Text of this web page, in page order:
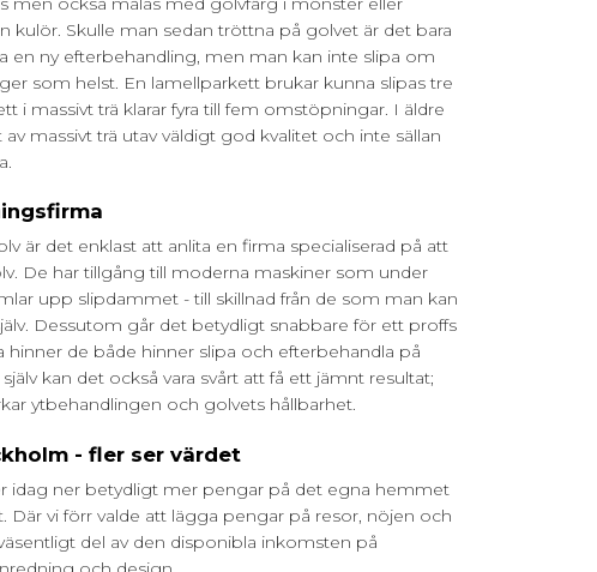
kulör. Skulle man sedan tröttna på golvet är det bara
en ny efterbehandling, men man kan inte slipa om
som helst. En lamellparkett brukar kunna slipas tre
i massivt trä klarar fyra till fem omstöpningar. I äldre
massivt trä utav väldigt god kvalitet och inte sällan
är det enklast att anlita en firma specialiserad på att
De har tillgång till moderna maskiner som under
upp slipdammet - till skillnad från de som man kan
Dessutom går det betydligt snabbare för ett proffs
hinner de både hinner slipa och efterbehandla på
kan det också vara svårt att få ett jämnt resultat;
ytbehandlingen och golvets hållbarhet.
- fler ser värdet
idag ner betydligt mer pengar på det egna hemmet
Där vi förr valde att lägga pengar på resor, nöjen och
del av den disponibla inkomsten på